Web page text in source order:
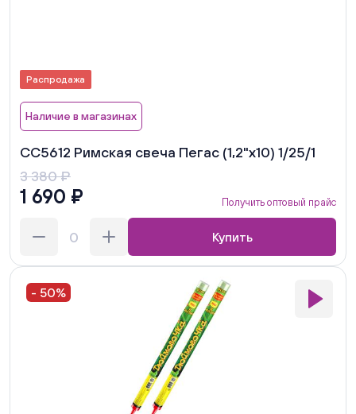
Распродажа
Наличие в магазинах
СС5612 Римская свеча Пегас (1,2"х10) 1/25/1
1 690 ₽
3 380 ₽
Получить оптовый прайс
Купить
- 50%